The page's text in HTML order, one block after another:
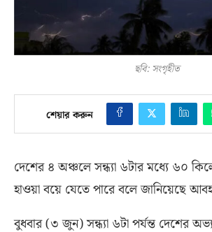
ছবি: সংগৃহীত
শেয়ার করুন
দেশের ৪ অঞ্চলে সন্ধ্যা ৬টার মধ্যে ৬০
হাওয়া বয়ে যেতে পারে বলে জানিয়েছে
বুধবার(৩ জুন)সন্ধ্যা ৬টা পর্যন্ত দেশের